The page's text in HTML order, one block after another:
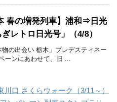
春の増発列車】浦和⇒日光
ぎレトロ日光号」（4/8）
の出会い 栃木」プレデスティネー
ーンにあわせて、旧 ...
口 さくらウォーク（3/11～）